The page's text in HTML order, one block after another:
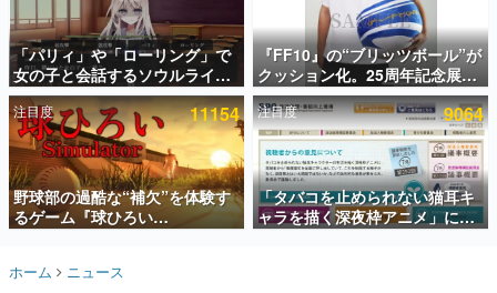
アプリセール情報
インタビュー
連載・特集一覧
殿堂入り記事
SNS拡散数が数千以上！ ページビュー数万以上！ などな
ど。多くの人々に読まれた、電ファミ渾身の“殿堂入り”記
事をまとめました。
名作ゲームクリエイターの方々に製作時のエピソードをお
「パリィ」や「ローリング」で
女の子と会話するソウルライク
恋愛ゲーム『小早川さんはソウ
ルライク』無料公開。返事に失
敗すると「YOU DIED」
『FF10』の“ブリッツボール”が
クッション化。25周年記念展
「FINAL FANTASY X
MUSEUM-幻光の記憶-」のグッ
ズ情報が一部公開
注目度 11154
野球部の過酷な“補欠”を体験す
るゲーム『球ひろい
Simulator』が「1件」のウィッ
対応しSNSで話題に。『キング
注目度 9064
「タバコを止められない猫耳キ
ャラを描く深夜枠アニメ」に視
聴者の一部から批判意見。違法
ホーム ニュース